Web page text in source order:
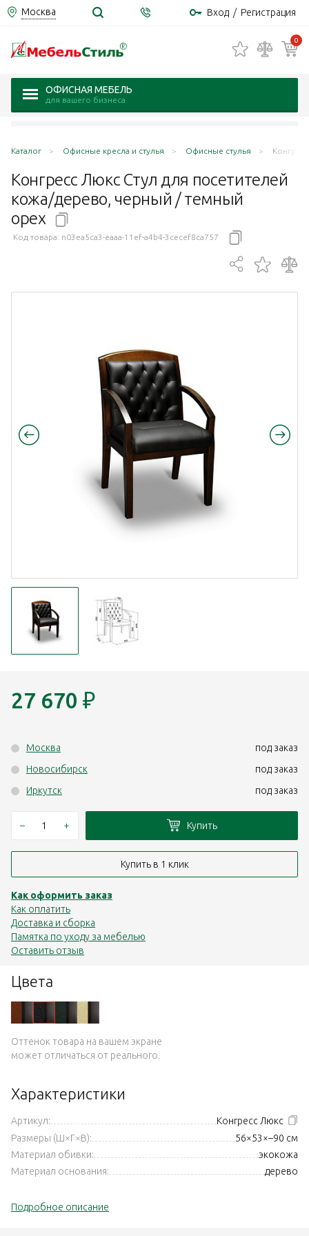
Москва Вход / Регистрация
0
ОФИСНАЯ МЕБЕЛЬ
для вашего бизнеса
Каталог Офисные кресла и стулья Офисные стулья
Конгресс Люкс Стул для посетителей
кожа/дерево, черный / темный
орех
Код товара: n03ea5ca3-eaaa-11ef-a4b4-3cecef8ca757
Цвета
Оттенок товара на вашем экране
может отличаться от реального.
Характеристики
Артикул:
Конгресс Люкс
Размеры (Ш×Г×В):
56×53×–90 см
Материал обивки:
экокожа
Материал основания:
дерево
Подробное описание
27 670 ₽
Москва
под заказ
Новосибирск
под заказ
Иркутск
под заказ
– + Купить
Купить в 1 клик
Как оформить заказ
Как оплатить
Доставка и сборка
Памятка по уходу за мебелью
Оставить отзыв